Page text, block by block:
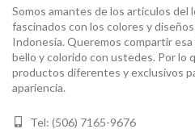
Somos amantes de los artículos del
fascinados con los colores y
Indonesia. Queremos compartir
bello y colorido con ustedes. Por lo
productos diferentes y exclusivos
apariencia.
Tel: (506) 7165-9676